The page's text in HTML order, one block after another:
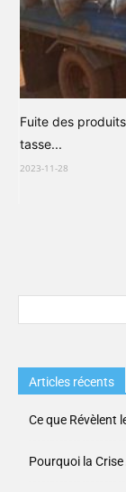
Fuite des
tasse...
2023-11-28
Articles récents
Ce que Révèlent
Pourquoi la